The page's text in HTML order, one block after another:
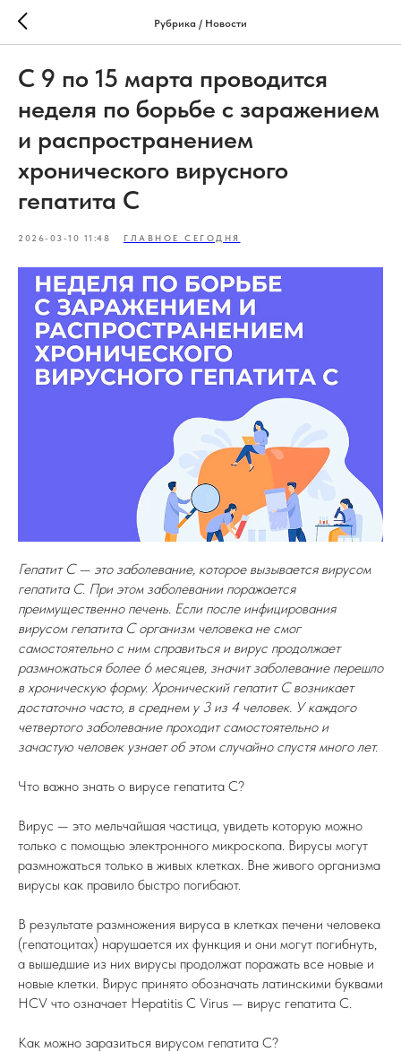
Рубрика / Новости
С 9 по 15 марта проводится
неделя по борьбе с заражением
и распространением
хронического вирусного
гепатита С
2026-03-10 11:48 ГЛАВНОЕ СЕГОДНЯ
Гепатит С — это заболевание, которое вызывается вирусом
гепатита С. При этом заболевании поражается
преимущественно печень. Если после инфицирования
вирусом гепатита С организм человека не смог
самостоятельно с ним справиться и вирус продолжает
размножаться более 6 месяцев, значит заболевание перешло
в хроническую форму. Хронический гепатит С возникает
достаточно часто, в среднем у 3 из 4 человек. У каждого
четвертого заболевание проходит самостоятельно и
зачастую человек узнает об этом случайно спустя много лет.
Что важно знать о вирусе гепатита С?
Вирус — это мельчайшая частица, увидеть которую можно
только с помощью электронного микроскопа. Вирусы могут
размножаться только в живых клетках. Вне живого организма
вирусы как правило быстро погибают.
В результате размножения вируса в клетках печени человека
(гепатоцитах) нарушается их функция и они могут погибнуть,
а вышедшие из них вирусы продолжат поражать все новые и
новые клетки. Вирус принято обозначать латинскими буквами
HCV что означает Hepatitis С Virus — вирус гепатита С.
Как можно заразиться вирусом гепатита С?